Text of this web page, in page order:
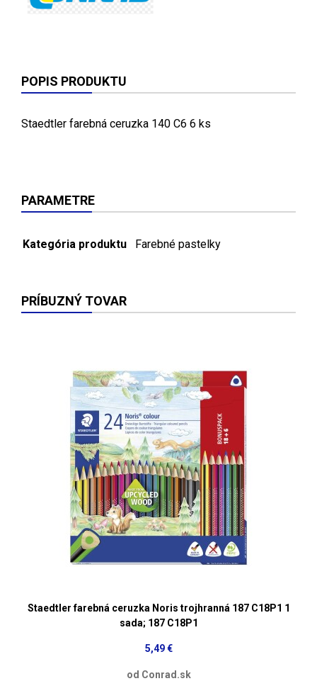
POPIS PRODUKTU
Staedtler farebná ceruzka 140 C6 6 ks
PARAMETRE
Kategória produktu Farebné pastelky
PRÍBUZNÝ TOVAR
Staedtler farebná ceruzka Noris trojhranná 187 C18P1 1
sada; 187 C18P1
5,49 €
od Conrad.sk